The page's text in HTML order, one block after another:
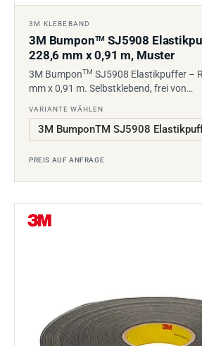
3M KLEBEBAND
3M BumponTM SJ5908
228,6 mm x 0,91 m, Muster
3M BumponTM SJ5908 Elastikpuffer –
mm x 0,91 m. Selbstklebend, frei von…
VARIANTE WÄHLEN
PREIS AUF ANFRAGE